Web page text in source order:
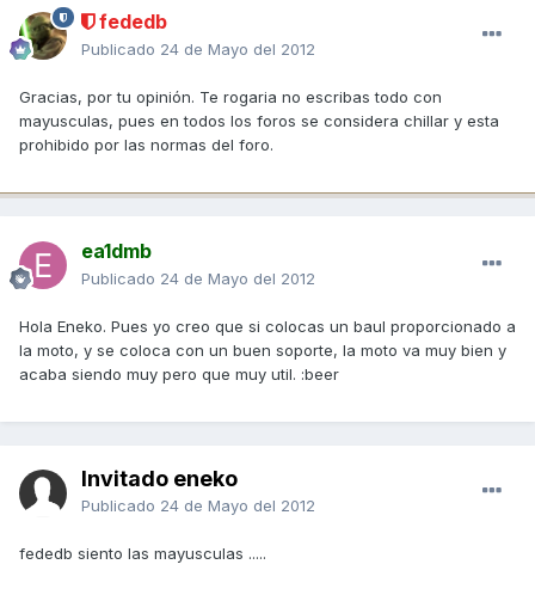
fededb
Publicado 24 de Mayo del 2012
Gracias, por tu opinión. Te rogaria no escribas todo con
mayusculas, pues en todos los foros se considera chillar y esta
prohibido por las normas del foro.
ea1dmb
Publicado 24 de Mayo del 2012
Hola Eneko. Pues yo creo que si colocas un baul proporcionado a
la moto, y se coloca con un buen soporte, la moto va muy bien y
acaba siendo muy pero que muy util. :beer
Invitado eneko
Publicado 24 de Mayo del 2012
fededb siento las mayusculas .....